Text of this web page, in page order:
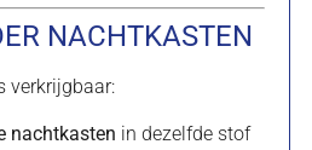
NACHTKASTEN
verkrijgbaar:
nachtkasten in dezelfde stof